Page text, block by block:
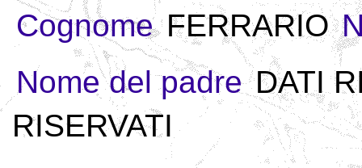
Cognome FERRARIO
Nome del padre DATI
RISERVATI